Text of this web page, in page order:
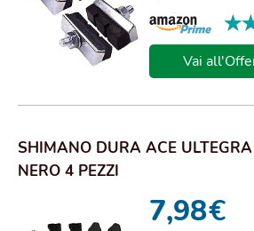
Vai
SHIMANO DURA ACE
NERO 4 PEZZI
7,98€